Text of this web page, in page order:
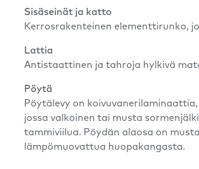
Sisäseinät ja katto
Kerrosrakenteinen elementtirunko,
Lattia
Antistaattinen ja tahroja hylkivä
Pöytä
Pöytälevy on koivuvanerilaminaattia,
jossa valkoinen tai musta
tammiviilua. Pöydän alaosa on
lämpömuovattua huopakangasta.